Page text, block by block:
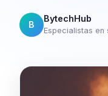
B
BytechHub
Especialistas en